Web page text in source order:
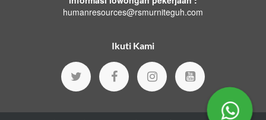
humanresources@rsmurniteguh.com
Ikuti Kami